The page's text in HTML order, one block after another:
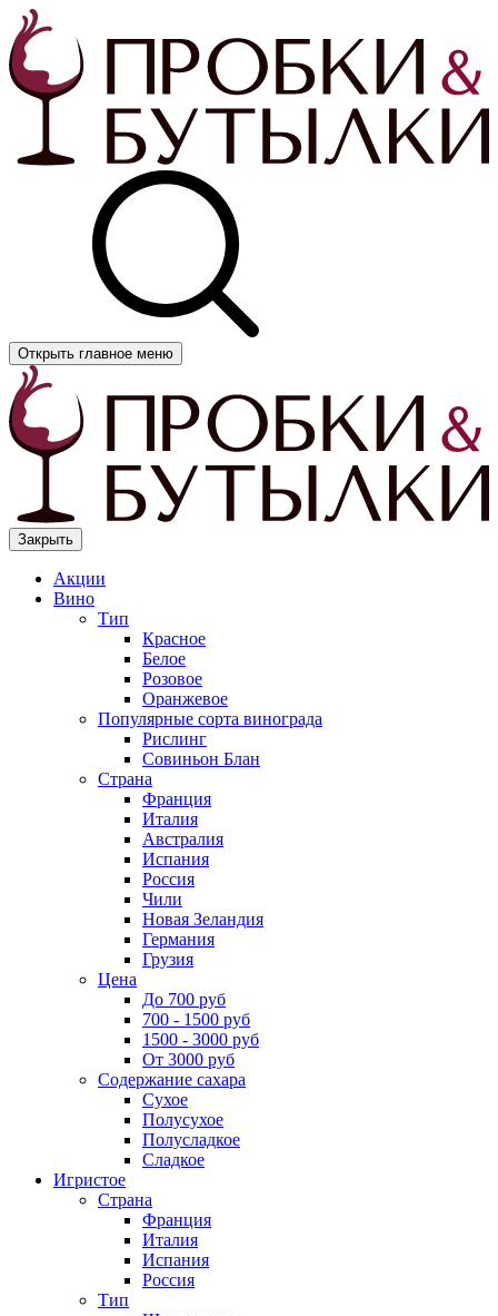
Открыть главное меню
Закрыть
Акции
Вино
Тип
Красное
Белое
Розовое
Оранжевое
Популярные сорта винограда
Рислинг
Совиньон Блан
Страна
Франция
Италия
Австралия
Испания
Россия
Чили
Новая Зеландия
Германия
Грузия
Цена
До 700 руб
700 - 1500 руб
1500 - 3000 руб
От 3000 руб
Содержание сахара
Сухое
Полусухое
Полусладкое
Сладкое
Игристое
Страна
Франция
Италия
Испания
Россия
Тип